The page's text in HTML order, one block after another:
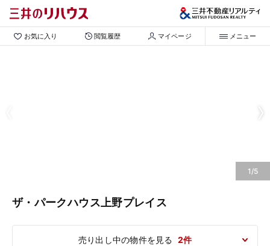
お気に入り 閲覧履歴 マイページ メニュー
1/5
ザ・パークハウス上野プレイス
売り出し中の物件を見る 2件